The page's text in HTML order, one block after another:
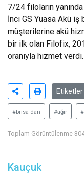
7/24 filoların
İnci GS Yuasa Akü
müşterilerine akü
bir ilk olan Filofix,
oranıyla hizmet verdi.
Etiketler
#brisa dan #ağır
Toplam Görüntülenme
Kauçuk